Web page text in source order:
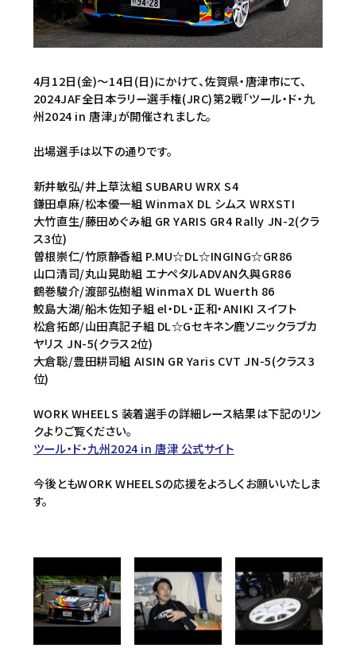
4月12日(金)〜14日(日)にかけて、佐賀県・唐津市にて、
2024JAF全日本ラリー選手権(JRC)第2戦「ツール・ド・九
州2024 in 唐津」が開催されました。
出場選手は以下の通りです。
新井敏弘/井上草汰組 SUBARU WRX S4
鎌田卓麻/松本優一組 WinmaX DL シムス WRXSTI
大竹直生/藤田めぐみ組 GR YARIS GR4 Rally JN-2(クラ
ス3位)
曽根崇仁/竹原静香組 P.MU☆DL☆INGING☆GR86
山口清司/丸山晃助組 エナペタルADVAN久與GR86
鶴巻駿介/渡部弘樹組 WinmaX DL Wuerth 86
鮫島大湖/船木佐知子組 el・DL・正和・ANIKI スイフト
松倉拓郎/山田真記子組 DL☆Gセキネン鹿ソニックラブカ
ヤリス JN-5(クラス2位)
大倉聡/豊田耕司組 AISIN GR Yaris CVT JN-5(クラス3
位)
WORK WHEELS 装着選手の詳細レース結果は下記のリン
クよりご覧ください。
ツール・ド・九州2024 in 唐津 公式サイト
今後ともWORK WHEELSの応援をよろしくお願いいたしま
す。